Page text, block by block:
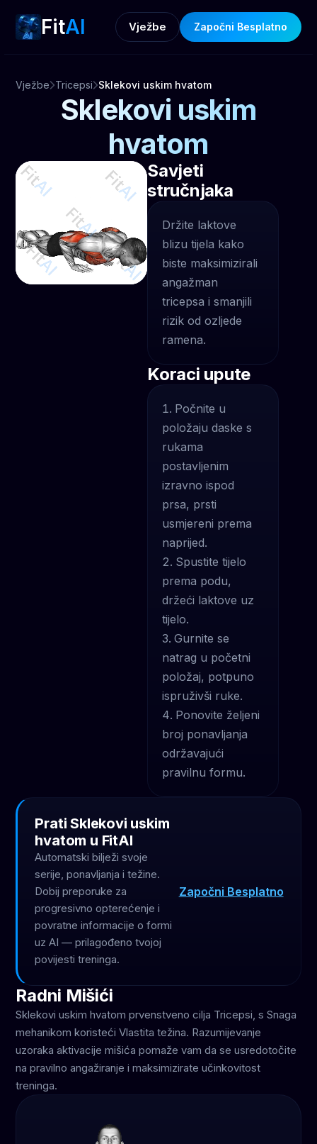
FitAI Vježbe Započni Besplatno
Vježbe Tricepsi Sklekovi uskim hvatom
Sklekovi uskim
hvatom
Savjeti
stručnjaka
Držite laktove
blizu tijela kako
biste maksimizirali
angažman
tricepsa i smanjili
rizik od ozljede
ramena.
Koraci upute
Počnite u
položaju daske s
rukama
postavljenim
izravno ispod
prsa, prsti
usmjereni prema
naprijed.
Spustite tijelo
prema podu,
držeći laktove uz
tijelo.
Gurnite se
natrag u početni
položaj, potpuno
ispruživši ruke.
Ponovite željeni
broj ponavljanja
održavajući
pravilnu formu.
Prati Sklekovi uskim
hvatom u FitAI
Automatski bilježi svoje
serije, ponavljanja i težine.
Dobij preporuke za
progresivno opterećenje i
povratne informacije o formi
uz AI — prilagođeno tvojoj
povijesti treninga.
Započni Besplatno
Radni Mišići
Sklekovi uskim hvatom prvenstveno cilja Tricepsi, s Snaga
mehanikom koristeći Vlastita težina. Razumijevanje
uzoraka aktivacije mišića pomaže vam da se usredotočite
na pravilno angažiranje i maksimizirate učinkovitost
treninga.